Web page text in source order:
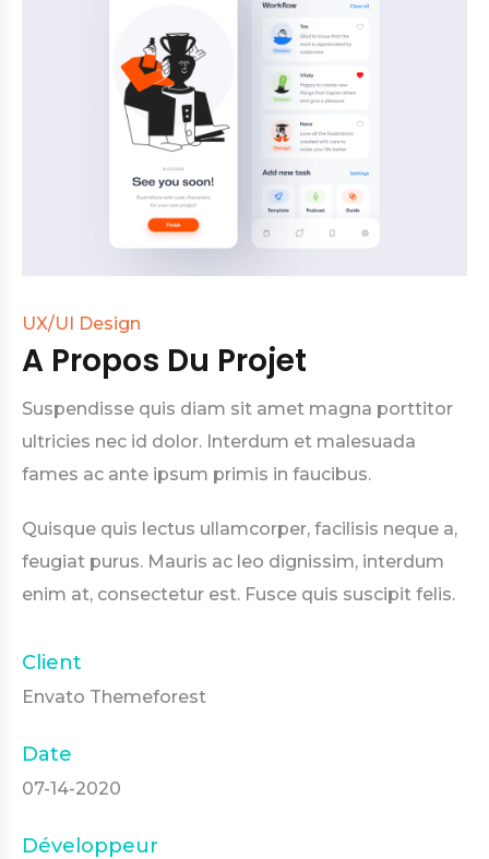
UX/UI Design
A Propos Du Projet
Suspendisse quis diam sit amet magna porttitor
ultricies nec id dolor. Interdum et malesuada
fames ac ante ipsum primis in faucibus.
Quisque quis lectus ullamcorper, facilisis neque a,
feugiat purus. Mauris ac leo dignissim, interdum
enim at, consectetur est. Fusce quis suscipit felis.
Client
Envato Themeforest
Date
07-14-2020
Développeur